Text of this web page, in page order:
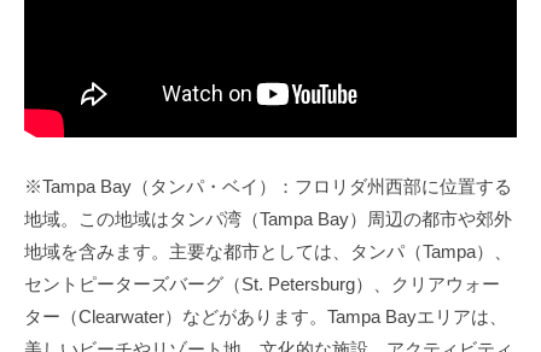
※Tampa Bay（タンパ・ベイ）：フロリダ州西部に位置する
地域。この地域はタンパ湾（Tampa Bay）周辺の都市や郊外
地域を含みます。主要な都市としては、タンパ（Tampa）、
セントピーターズバーグ（St. Petersburg）、クリアウォー
ター（Clearwater）などがあります。Tampa Bayエリアは、